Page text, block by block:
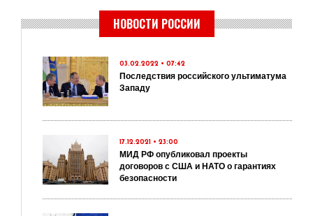
НОВОСТИ РОССИИ
03.02.2022 • 07:42
Последствия российского ультиматума
Западу
17.12.2021 • 23:00
МИД РФ опубликовал проекты
договоров с США и НАТО о гарантиях
безопасности